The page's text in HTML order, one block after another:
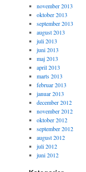
november 2013
oktober 2013
september 2013
august 2013
juli 2013
juni 2013
maj 2013
april 2013
marts 2013
februar 2013
januar 2013
december 2012
november 2012
oktober 2012
september 2012
august 2012
juli 2012
juni 2012